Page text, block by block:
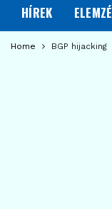
HÍREK
Home BGP hijacking